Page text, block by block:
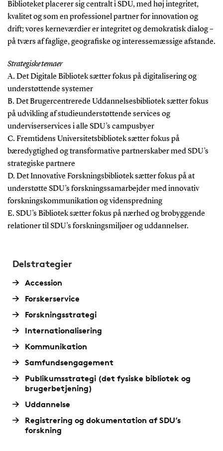
Biblioteket placerer sig centralt i SDU, med høj integritet,
kvalitet og som en professionel partner for innovation og
drift; vores kerneværdier er integritet og demokratisk dialog –
på tværs af faglige, geografiske og interessemæssige afstande.
Strategiske temaer
A. Det Digitale Bibliotek sætter fokus på digitalisering og
understøttende systemer
B. Det Brugercentrerede Uddannelsesbibliotek sætter fokus
på udvikling af studieunderstøttende services og
underviserservices i alle SDU’s campusbyer
C. Fremtidens Universitetsbibliotek sætter fokus på
bæredygtighed og transformative partnerskaber med SDU’s
strategiske partnere
D. Det Innovative Forskningsbibliotek sætter fokus på at
understøtte SDU’s forskningssamarbejder med innovativ
forskningskommunikation og videnspredning
E. SDU’s Bibliotek sætter fokus på nærhed og brobyggende
relationer til SDU’s forskningsmiljøer og uddannelser.
Delstrategier
Accession
Forskerservice
Forskningsstrategi
Internationalisering
Kommunikation
Samfundsengagement
Publikumsstrategi (det fysiske bibliotek og
brugerbetjening)
Uddannelse
Registrering og dokumentation af SDU’s
forskning